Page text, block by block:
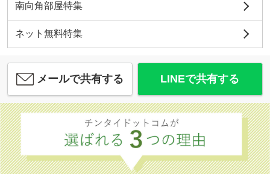
南向角部屋特集
ネット無料特集
メールで共有する LINEで共有する